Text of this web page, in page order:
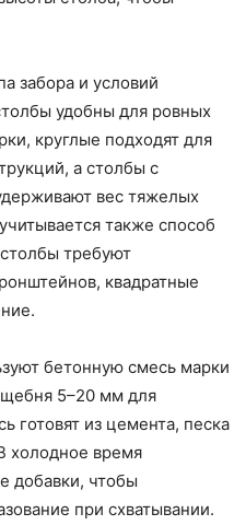
забора и условий
удобны для ровных
круглые подходят для
а столбы с
вес тяжелых
также способ
требуют
квадратные
бетонную смесь марки
5–20 мм для
готовят из цемента, песка
холодное время
добавки, чтобы
при схватывании.